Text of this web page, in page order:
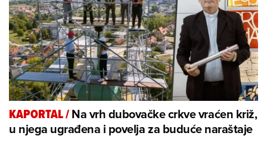
KAPORTAL/Na vrh dubovačke crkve vraćen križ,
u njega ugrađena i povelja za buduće naraštaje